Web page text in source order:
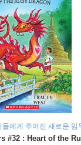
들에게 주어진 새로운 임